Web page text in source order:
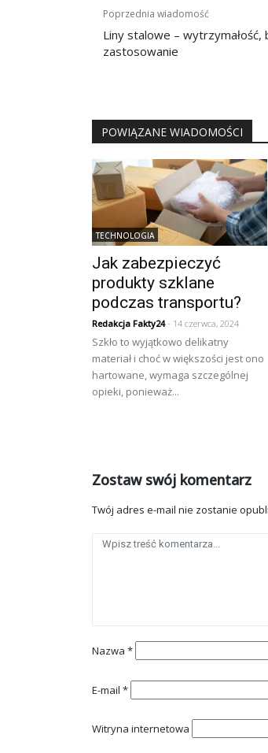
Nawigacja
wpisu
Poprzednia wiadomość
Liny stalowe – wytrzymałość,
zastosowanie
POWIĄZANE WIADOMOŚCI
TECHNOLOGIA
Jak zabezpieczyć
produkty szklane
podczas transportu?
Redakcja Fakty24- 14 czerwca, 2024
Szkło to wyjątkowo delikatny
materiał i choć w większości jest ono
hartowane, wymaga szczególnej
opieki, ponieważ...
Zostaw swój komentarz
Twój adres e-mail nie zostanie
Nazwa *
E-mail *
Witryna internetowa